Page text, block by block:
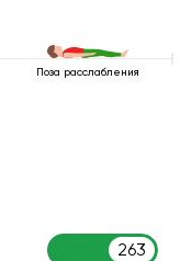
Поза расслабления
263